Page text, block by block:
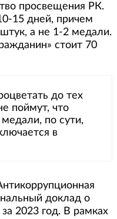
просвещения РК.
15 дней, причем
а не 1-2 медали.
стоит 70
до тех
поймут, что
по сути,
в
доклад о
2023 год. В рамках